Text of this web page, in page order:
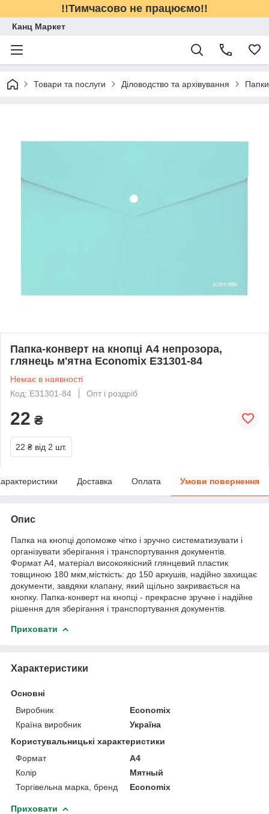
!!Тимчасово не працюємо!!
Канц Маркет
Товари та послуги Діловодство та архівування
Папка-конверт на кнопці А4 непрозора,
глянець м'ятна Economix E31301-84
Немає в наявності
Код: E31301-84
Опт і роздріб
22 ₴
22 ₴ від 2 шт.
Доставка Оплата Умови повернення
Опис
Папка на кнопці допоможе чітко і зручно систематизувати і
організувати зберігання і транспортування документів.
Формат А4, матеріал високоякісний глянцевий пластик
товщиною 180 мкм,місткість: до 150 аркушів, надійно захищає
документи, завдяки клапану, який щільно закривається на
кнопку. Папка-конверт на кнопці - прекрасне зручне і надійне
рішення для зберігання і транспортування документів.
Приховати
Характеристики
Основні
Виробник
Economix
Країна виробник
Україна
Користувальницькі характеристики
Формат
А4
Колір
Мятный
Торгівельна марка, бренд
Economix
Приховати